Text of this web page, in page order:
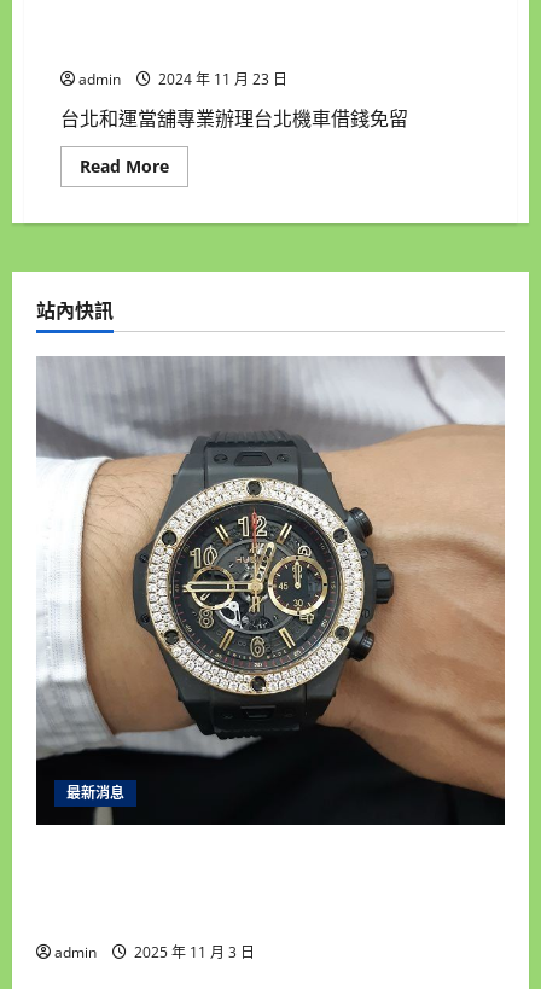
錢
估
價,
現
價
收
手
admin 2024 年 11 月 23 日
台北和運當舖專業辦理台北機車借錢免留
Read MoreRead
more
北
車
門
店,
當
舖
您
不
可
不
知
的
一
家
店
機
車
借
錢
來
就
借,
汽
車
借
錢,
購
站內快訊
最新消息
admin 2025 年 11 月 3 日